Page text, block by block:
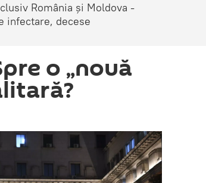
România și Moldova -
infectare, decese
o „nouă